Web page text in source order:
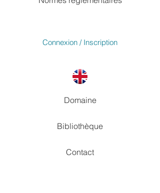
Connexion / Inscription
Domaine
Bibliothèque
Contact